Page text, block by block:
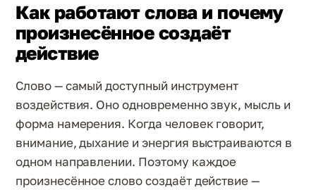
Как работают слова и почему
произнесённое создаёт
действие
Слово — самый доступный инструмент
воздействия. Оно одновременно звук, мысль и
форма намерения. Когда человек говорит,
внимание, дыхание и энергия выстраиваются в
одном направлении. Поэтому каждое
произнесённое слово создаёт действие —